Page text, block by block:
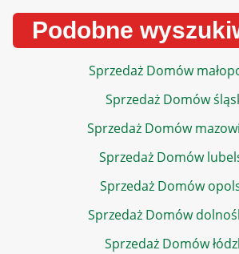
Podobne
Sprzedaż Domów
Sprzedaż Domów
Sprzedaż Domów
Sprzedaż Domów
Sprzedaż Domów
Sprzedaż Domów
Sprzedaż Domów